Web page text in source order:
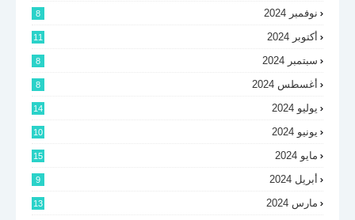
نوفمبر 2024 8
أكتوبر 2024 11
سبتمبر 2024 8
أغسطس 2024 8
يوليو 2024 14
يونيو 2024 10
مايو 2024 15
أبريل 2024 9
مارس 2024 13